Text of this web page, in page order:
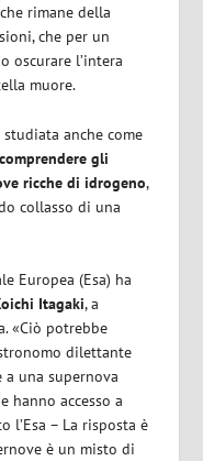
rimane della
che per un
oscurare l’intera
muore.
anche come
comprendere gli
ricche di idrogeno,
collasso di una
Europea (Esa) ha
Itagaki, a
«Ciò potrebbe
dilettante
una supernova
hanno accesso a
l’Esa – La risposta è
è un misto di